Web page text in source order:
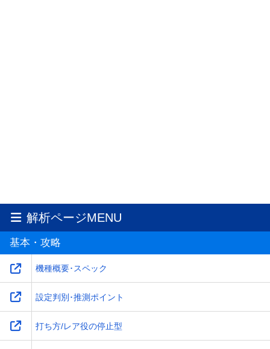
解析ページMENU
基本・攻略
機種概要･スペック
設定判別･推測ポイント
打ち方/レア役の停止型